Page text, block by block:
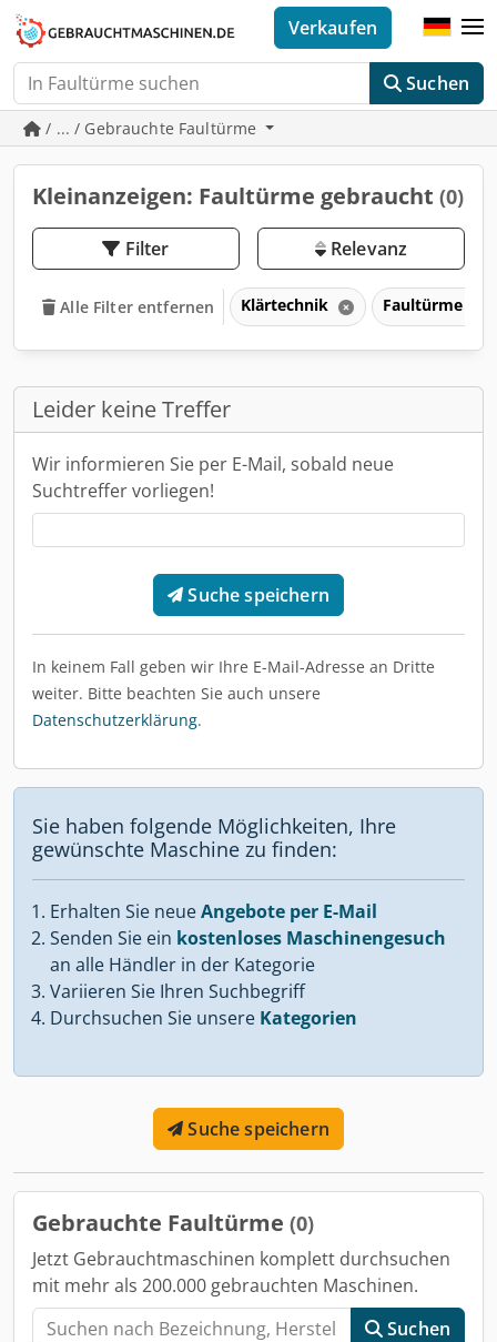
Suchen
Verkaufen
/ ... / Gebrauchte Faultürme
Kleinanzeigen: Faultürme gebraucht (0)
Filter Relevanz
Alle Filter entfernen Klärtechnik Faultürme
Leider keine Treffer
Wir informieren Sie per E-Mail, sobald neue
Suchtreffer vorliegen!
Suche speichern
In keinem Fall geben wir Ihre E-Mail-Adresse an Dritte
weiter. Bitte beachten Sie auch unsere
Datenschutzerklärung.
Sie haben folgende Möglichkeiten, Ihre
gewünschte Maschine zu finden:
Erhalten Sie neueAngebote per E-Mail
Senden Sie ein kostenloses Maschinengesuch
an alle Händler in der Kategorie
Variieren Sie Ihren Suchbegriff
Durchsuchen Sie unsere Kategorien
Suche speichern
Gebrauchte Faultürme (0)
Jetzt Gebrauchtmaschinen komplett durchsuchen
mit mehr als 200.000 gebrauchten Maschinen.
Suchen